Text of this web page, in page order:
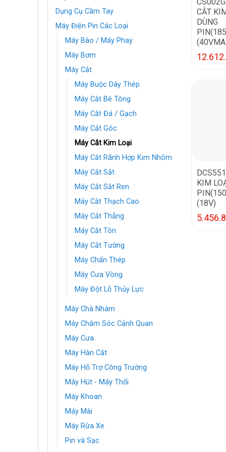
Dụng Cụ Cầm Tay
Máy Điện Pin Các Loại
Máy Bào / Máy Phay
Máy Bơm
Máy Cắt
Máy Buộc Dây Thép
Máy Cắt Bê Tông
Máy Cắt Đá / Gạch
Máy Cắt Góc
Máy Cắt Kim Loại
Máy Cắt Rãnh Hợp Kim Nhôm
Máy Cắt Sắt
Máy Cắt Sắt Ren
Máy Cắt Thạch Cao
Máy Cắt Thẳng
Máy Cắt Tôn
Máy Cắt Tường
Máy Chấn Thép
Máy Cưa Vòng
Máy Đột Lỗ Thủy Lực
Máy Chà Nhám
Máy Chăm Sóc Cảnh Quan
Máy Cưa
Máy Hàn Cắt
Máy Hỗ Trợ Công Trường
Máy Hút - Máy Thổi
Máy Khoan
Máy Mài
Máy Rửa Xe
Pin và Sạc
CẮT
DÙNG
KIM
(18V)